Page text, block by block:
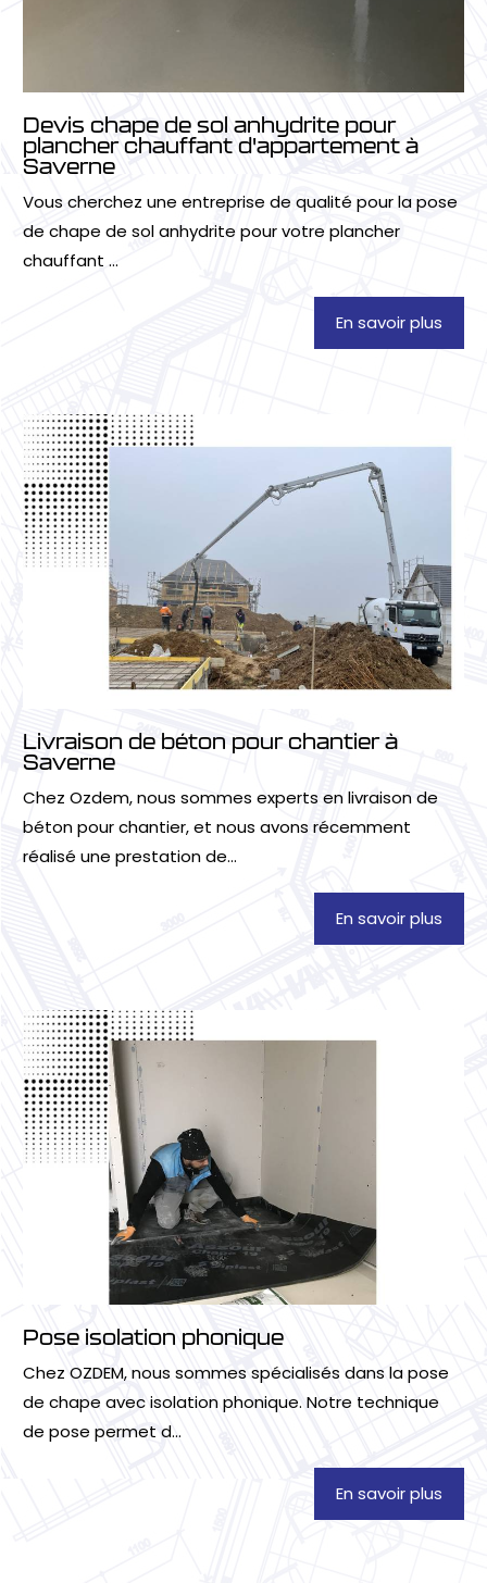
Devis chape de sol anhydrite pour
plancher chauffant d'appartement à
Saverne
Vous cherchez une entreprise de qualité pour la pose
de chape de sol anhydrite pour votre plancher
chauffant ...
En savoir plus
Livraison de béton pour chantier à
Saverne
Chez Ozdem, nous sommes experts en livraison de
béton pour chantier, et nous avons récemment
réalisé une prestation de...
En savoir plus
Pose isolation phonique
Chez OZDEM, nous sommes spécialisés dans la pose
de chape avec isolation phonique. Notre technique
de pose permet d...
En savoir plus